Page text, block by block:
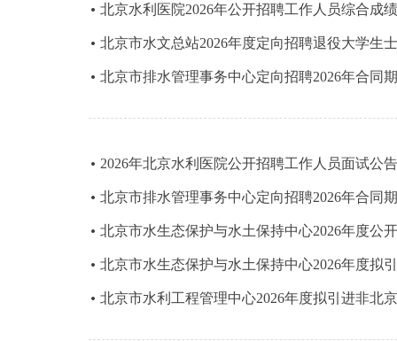
北京水利医院2026年公开招聘工作人员综合成
北京市水文总站2026年度定向招聘退役大学生
北京市排水管理事务中心定向招聘2026年合同
2026年北京水利医院公开招聘工作人员面试公告
北京市排水管理事务中心定向招聘2026年合同
北京市水生态保护与水土保持中心2026年度公
北京市水生态保护与水土保持中心2026年度拟
北京市水利工程管理中心2026年度拟引进非北